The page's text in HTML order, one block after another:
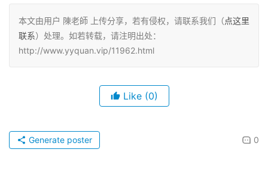
本文由用户 陳老師 上传分享，若有侵权，请联系我们（点这里
联系）处理。如若转载，请注明出处：
http://www.yyquan.vip/11962.html
Like (0)
0
Generate poster